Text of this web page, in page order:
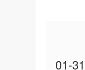
01-31